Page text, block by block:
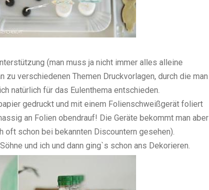
(man muss ja nicht immer alles alleine
zu verschiedenen Themen Druckvorlagen, durch die man
natürlich für das Eulenthema entschieden.
gedruckt und mit einem Folienschweißgerät foliert
an Folien obendrauf! Die Geräte bekommt man aber
oft schon bei bekannten Discountern gesehen).
und ich und dann ging`s schon ans Dekorieren.